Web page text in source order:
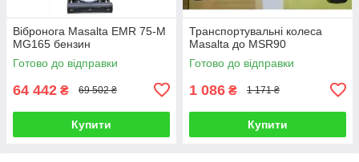
Вібронога Masalta EMR 75-M
MG165 бензин
Готово до відправки
64 442 ₴ 69 502 ₴
Купити
Транспортувальні колеса
Masalta до MSR90
Готово до відправки
1 086 ₴ 1 171 ₴
Купити